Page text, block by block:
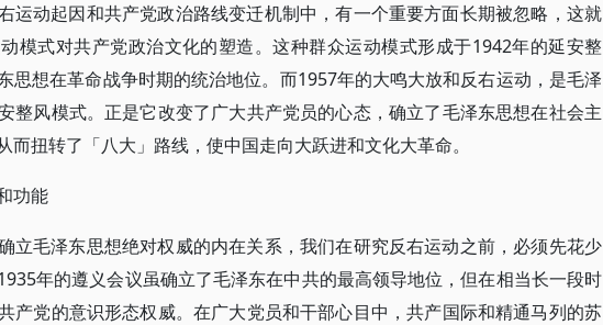
运动起因和共产党政治路线变迁机制中，有一个重要方面长期被忽略，这就
模式对共产党政治文化的塑造。这种群众运动模式形成于1942年的延安整
思想在革命战争时期的统治地位。而1957年的大鸣大放和反右运动，是毛泽
整风模式。正是它改变了广大共产党员的心态，确立了毛泽东思想在社会主
而扭转了「八大」路线，使中国走向大跃进和文化大革命。
功能
立毛泽东思想绝对权威的内在关系，我们在研究反右运动之前，必须先花少
年的遵义会议虽确立了毛泽东在中共的最高领导地位，但在相当长一段时
产党的意识形态权威。在广大党员和干部心目中，共产国际和精通马列的苏